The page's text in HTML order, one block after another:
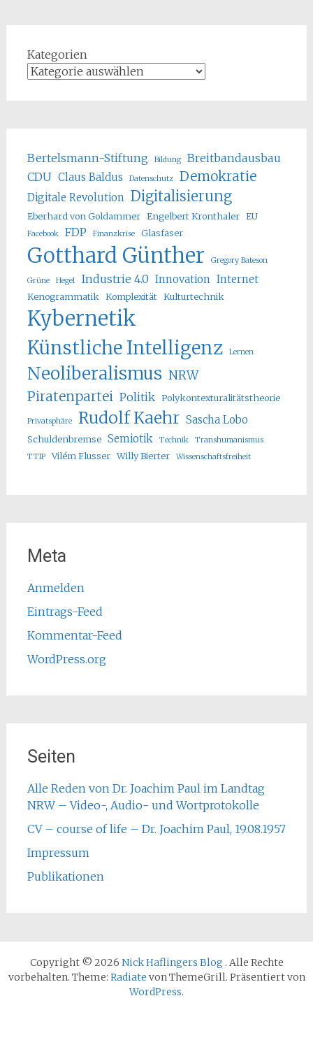
Kategorien
Bertelsmann-Stiftung Bildung
Breitbandausbau
CDU Claus Baldus Datenschutz Demokratie
Digitale Revolution Digitalisierung
Eberhard von Goldammer Engelbert Kronthaler EU
Facebook FDP Finanzkrise Glasfaser
Gotthard Günther Gregory Bateson
Grüne Hegel Industrie 4.0 Innovation Internet
Kenogrammatik Komplexität Kulturtechnik
Kybernetik
Künstliche Intelligenz Lernen
Neoliberalismus NRW
Piratenpartei Politik Polykontexturalitätstheorie
Privatsphäre Rudolf Kaehr Sascha Lobo
Schuldenbremse Semiotik Technik
Transhumanismus
TTIP
Vilém Flusser Willy Bierter Wissenschaftsfreiheit
Meta
Anmelden
Eintrags-Feed
Kommentar-Feed
WordPress.org
Seiten
Alle Reden von Dr. Joachim Paul im Landtag
NRW – Video-, Audio- und Wortprotokolle
CV – course of life – Dr. Joachim Paul, 19.08.1957
Impressum
Publikationen
Copyright © 2026 Nick Haflingers Blog . Alle Rechte
vorbehalten. Theme: Radiate von ThemeGrill. Präsentiert von
WordPress.